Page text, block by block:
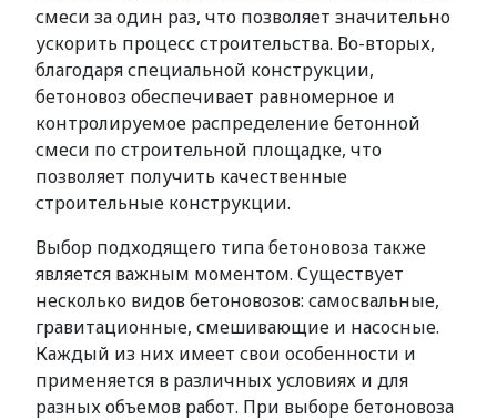
смеси за один раз, что позволяет значительно
ускорить процесс строительства. Во-вторых,
благодаря специальной конструкции,
бетоновоз обеспечивает равномерное и
контролируемое распределение бетонной
смеси по строительной площадке, что
позволяет получить качественные
строительные конструкции.
Выбор подходящего типа бетоновоза также
является важным моментом. Существует
несколько видов бетоновозов: самосвальные,
гравитационные, смешивающие и насосные.
Каждый из них имеет свои особенности и
применяется в различных условиях и для
разных объемов работ. При выборе бетоновоза